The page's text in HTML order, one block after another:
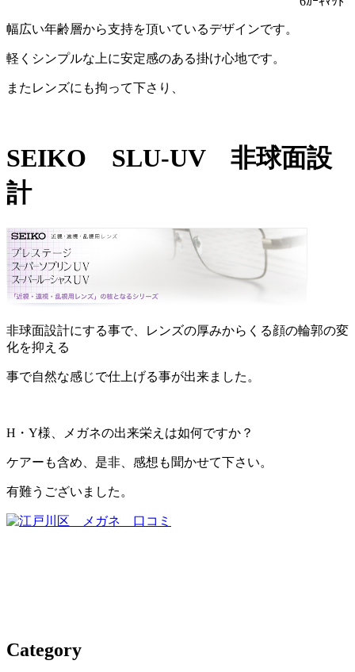
幅広い年齢層から支持を頂いているデザインです。
軽くシンプルな上に安定感のある掛け心地です。
またレンズにも拘って下さり、
SEIKO SLU-UV 非球面設
計
非球面設計にする事で、レンズの厚みからくる顔の輪郭の変
化を抑える
事で自然な感じで仕上げる事が出来ました。
H・Y様、メガネの出来栄えは如何ですか？
ケアーも含め、是非、感想も聞かせて下さい。
有難うございました。
Category